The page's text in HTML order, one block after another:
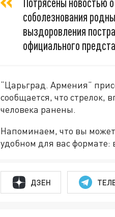
соболезнования
выздоровления
официального
“Царьград. Армения”
сообщается, что стрелок,
человека ранены.
Напоминаем, что вы
удобном для вас формате:
ДЗЕН